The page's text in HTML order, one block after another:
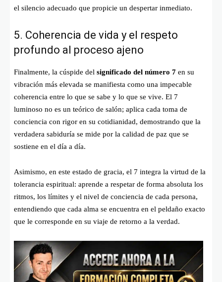
el silencio adecuado que propicie un despertar inmediato.
5. Coherencia de vida y el respeto
profundo al proceso ajeno
Finalmente, la cúspide del significado del número 7 en su
vibración más elevada se manifiesta como una impecable
coherencia entre lo que se sabe y lo que se vive. El 7
luminoso no es un teórico de salón; aplica cada toma de
conciencia con rigor en su cotidianidad, demostrando que la
verdadera sabiduría se mide por la calidad de paz que se
sostiene en el día a día.
Asimismo, en este estado de gracia, el 7 integra la virtud de la
tolerancia espiritual: aprende a respetar de forma absoluta los
ritmos, los límites y el nivel de conciencia de cada persona,
entendiendo que cada alma se encuentra en el peldaño exacto
que le corresponde en su viaje de retorno a la verdad.